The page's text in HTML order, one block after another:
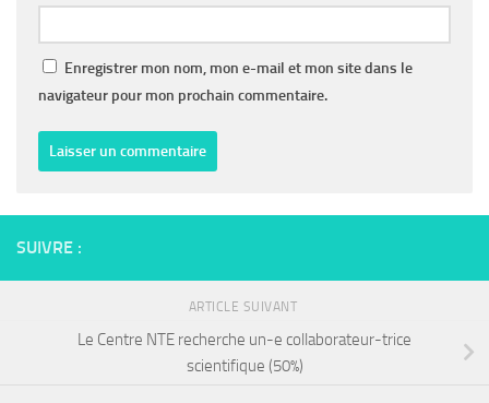
Enregistrer mon nom, mon e-mail et mon site dans le
navigateur pour mon prochain commentaire.
SUIVRE :
ARTICLE SUIVANT
Le Centre NTE recherche un-e collaborateur-trice
scientifique (50%)